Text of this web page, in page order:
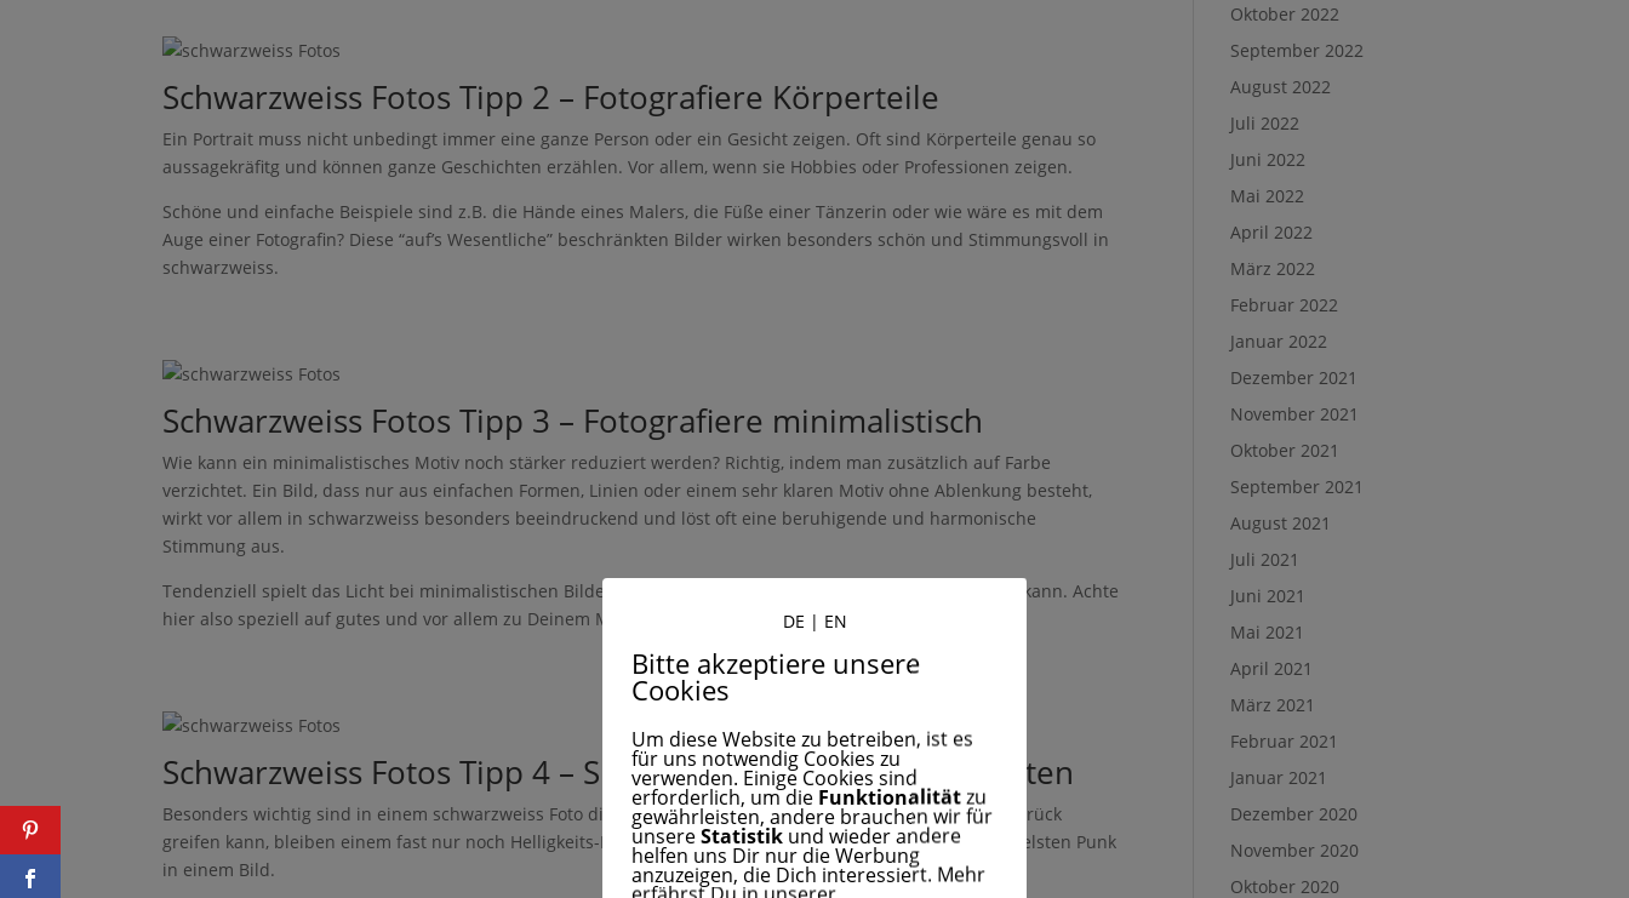
est
Faceb
ook
Twitte
Schwarzweiss Fotos Tipp 2 – Fotografiere Körperteile
Ein Portrait muss nicht unbedingt immer eine ganze Person oder ein Gesicht zeigen. Oft sind Körperteile genau so
aussagekräfitg und können ganze Geschichten erzählen. Vor allem, wenn sie Hobbies oder Professionen zeigen.
Schöne und einfache Beispiele sind z.B. die Hände eines Malers, die Füße einer Tänzerin oder wie wäre es mit dem
Auge einer Fotografin? Diese “auf’s Wesentliche” beschränkten Bilder wirken besonders schön und Stimmungsvoll in
schwarzweiss.
est
Faceb
ook
r
Schwarzweiss Fotos Tipp 3 – Fotografiere minimalistisch
Wie kann ein minimalistisches Motiv noch stärker reduziert werden? Richtig, indem man zusätzlich auf Farbe
verzichtet. Ein Bild, dass nur aus einfachen Formen, Linien oder einem sehr klaren Motiv ohne Ablenkung besteht,
wirkt vor allem in schwarzweiss besonders beeindruckend und löst oft eine beruhigende und harmonische
Stimmung aus.
Tendenziell spielt das Licht bei minimalistischen Bildern eine größere Rolle, weil es Formen hervorheben kann. Achte
hier also speziell auf gutes und vor allem zu Deinem Motiv passendes Licht.
est
Faceb
ook
Schwarzweiss Fotos Tipp 4 – Suche nach extremen Kontrasten
Besonders wichtig sind in einem schwarzweiss Foto die Kontraste. Da man hier nicht auf Farbkontraste zurück
greifen kann, bleiben einem fast nur noch Helligkeits-Kontraste, also der Kontrast vom hellsten zum dunkelsten Punk
in einem Bild.
Oktober 2022
September 2022
August 2022
Juli 2022
Juni 2022
Mai 2022
April 2022
März 2022
Februar 2022
Januar 2022
Dezember 2021
November 2021
Oktober 2021
September 2021
August 2021
Juli 2021
Juni 2021
Mai 2021
April 2021
März 2021
Februar 2021
Januar 2021
Dezember 2020
November 2020
Oktober 2020
DE | EN
Bitte akzeptiere unsere
Cookies
Um diese Website zu betreiben, ist es
für uns notwendig Cookies zu
verwenden. Einige Cookies sind
erforderlich, um die Funktionalitätzu
gewährleisten, andere brauchen wir für
unsereStatistik und wieder andere
helfen uns Dir nur die Werbung
anzuzeigen, die Dich interessiert. Mehr